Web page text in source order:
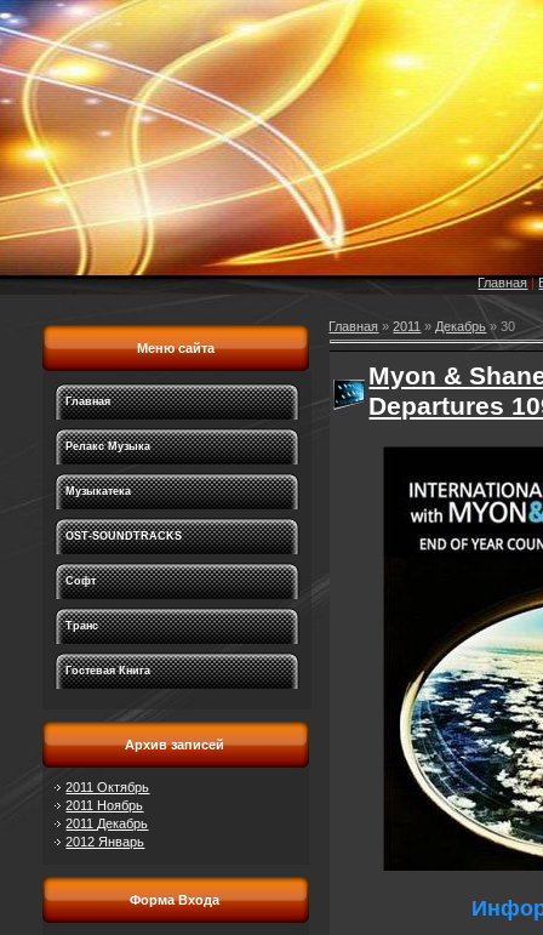
Главная|
Меню сайта
Главная
Релакс Музыка
Музыкатека
OST-SOUNDTRACKS
Софт
Транс
Гостевая Книга
Архив записей
2011 Октябрь
2011 Ноябрь
2011 Декабрь
2012 Январь
Форма Входа
Главная »2011 » Декабрь » 30
Myon &
Departures